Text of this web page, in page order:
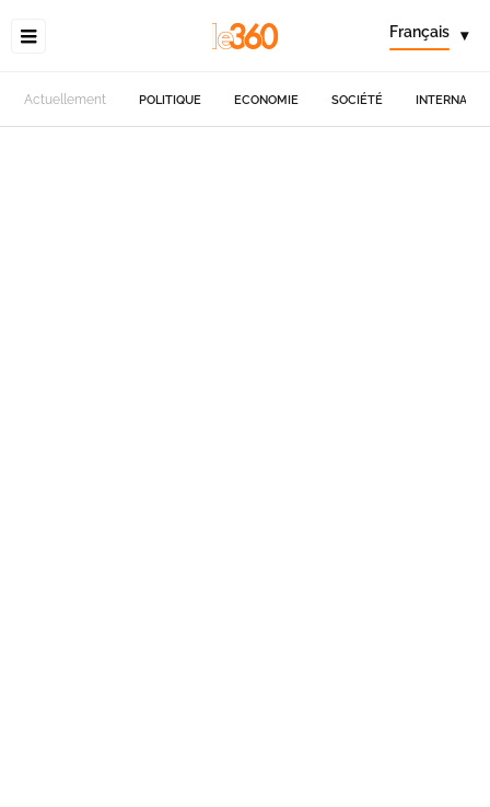
Français ▾
Actuellement POLITIQUE ECONOMIE SOCIÉTÉ